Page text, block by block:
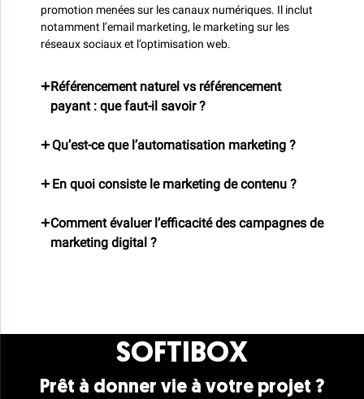
promotion menées sur les canaux numériques. Il inclut
notamment l’email marketing, le marketing sur les
réseaux sociaux et l’optimisation web.
Référencement naturel vs référencement
payant : que faut-il savoir ?
Qu’est-ce que l’automatisation marketing ?
En quoi consiste le marketing de contenu ?
Comment évaluer l’efficacité des campagnes de
marketing digital ?
SOFTIBOX
Prêt à donner vie à votre projet ?